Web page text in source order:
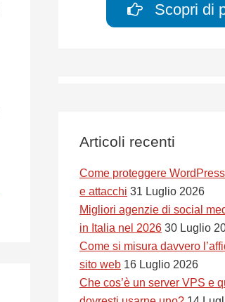
Scopri di
Articoli recenti
Come proteggere
e attacchi 31 Luglio 2026
Migliori agenzie di social
in Italia nel 2026 30 Luglio
Come si misura davvero
sito web 16 Luglio 2026
Che cos’è un server VPS e